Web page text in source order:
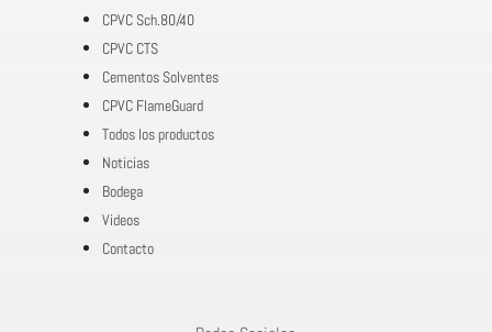
CPVC Sch.80/40
CPVC CTS
Cementos Solventes
CPVC FlameGuard
Todos los productos
Noticias
Bodega
Videos
Contacto